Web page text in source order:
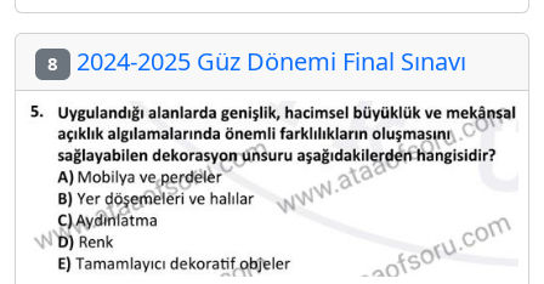
8 2024-2025 Güz Dönemi Final Sınavı